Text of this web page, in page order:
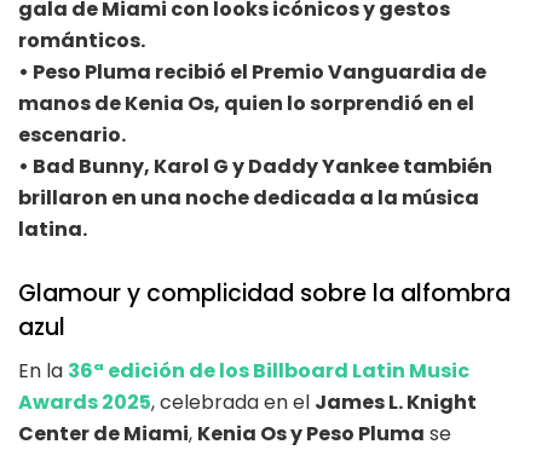
gala de Miami con looks icónicos y gestos
románticos.
• Peso Pluma recibió el Premio Vanguardia de
manos de Kenia Os, quien lo sorprendió en el
escenario.
• Bad Bunny, Karol G y Daddy Yankee también
brillaron en una noche dedicada a la música
latina.
Glamour y complicidad sobre la alfombra
azul
En la 36ª edición de los Billboard Latin Music
Awards 2025, celebrada en el James L. Knight
Center de Miami, Kenia Os y Peso Pluma se